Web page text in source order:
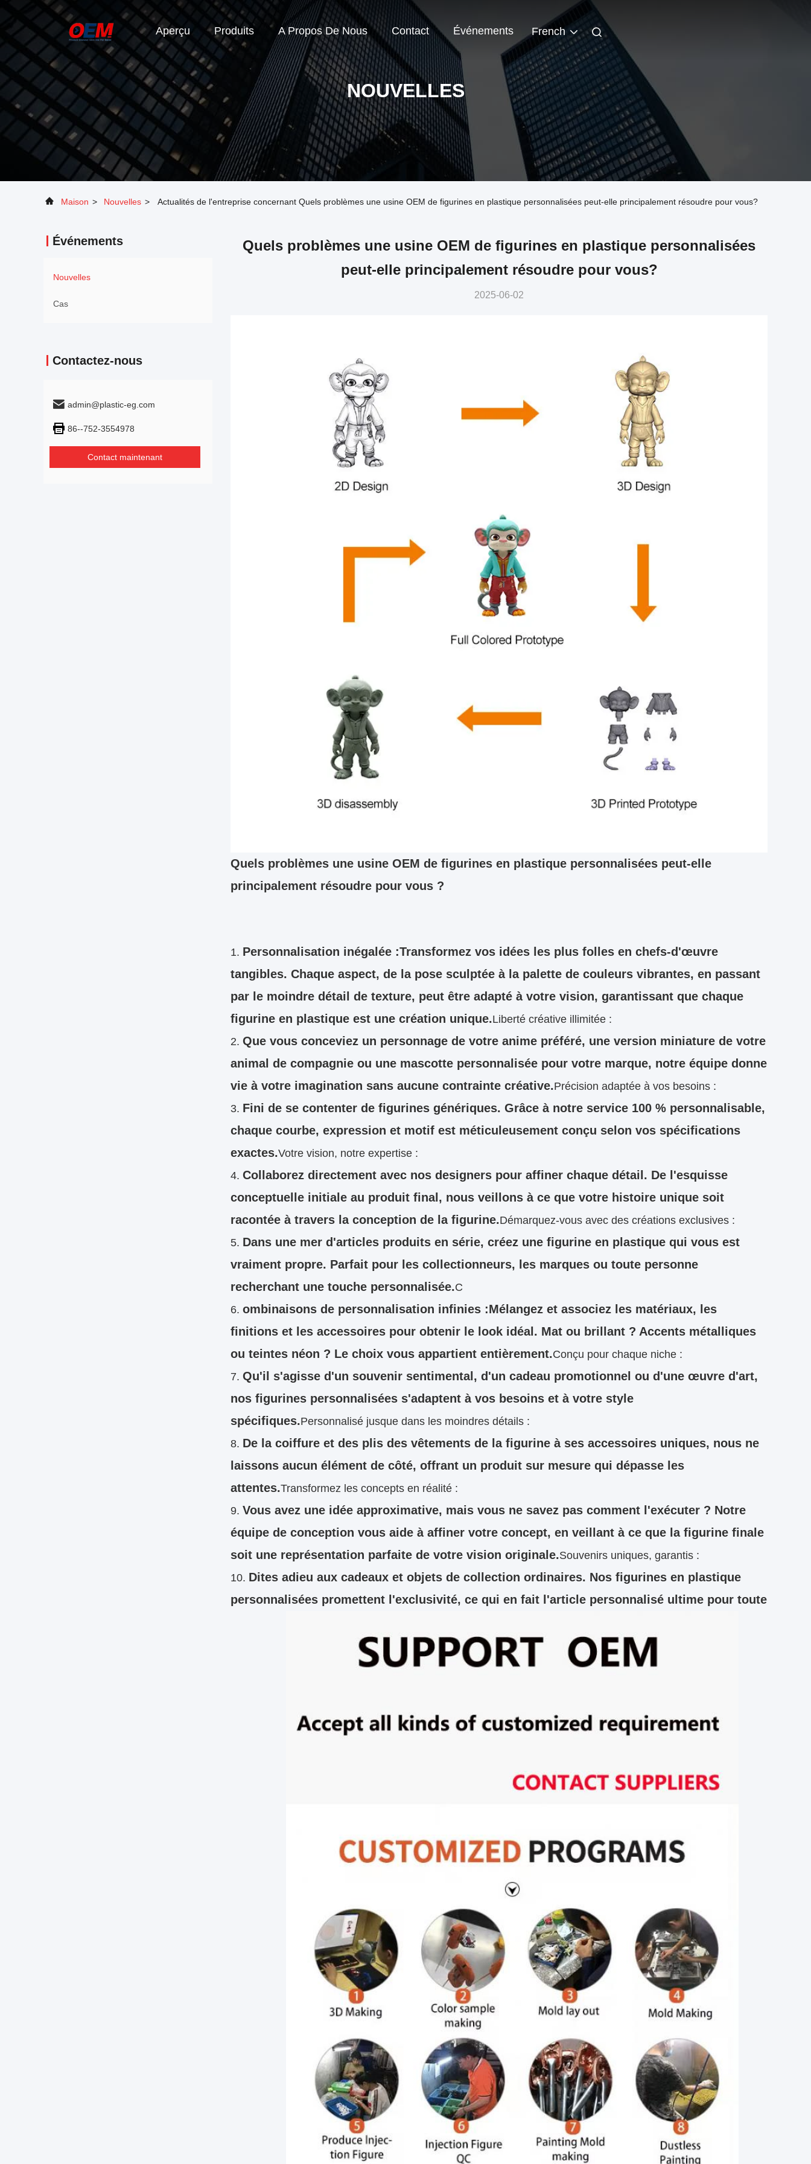
Aperçu Produits A Propos De Nous Contact Événements French
NOUVELLES
Maison > Nouvelles > Actualités de l'entreprise concernant Quels problèmes une usine OEM de figurines en plastique personnalisées peut-elle principalement résoudre pour vous?
Événements
Nouvelles
Cas
Contactez-nous
admin@plastic-eg.com
86--752-3554978
Contact maintenant
Quels problèmes une usine OEM de figurines en plastique personnalisées
peut-elle principalement résoudre pour vous?
2025-06-02
Quels problèmes une usine OEM de figurines en plastique personnalisées peut-elle
principalement résoudre pour vous ?
Personnalisation inégalée :Transformez vos idées les plus folles en chefs-d'œuvre
tangibles. Chaque aspect, de la pose sculptée à la palette de couleurs vibrantes, en passant
par le moindre détail de texture, peut être adapté à votre vision, garantissant que chaque
figurine en plastique est une création unique.Liberté créative illimitée :
Que vous conceviez un personnage de votre anime préféré, une version miniature de votre
animal de compagnie ou une mascotte personnalisée pour votre marque, notre équipe donne
vie à votre imagination sans aucune contrainte créative.Précision adaptée à vos besoins :
Fini de se contenter de figurines génériques. Grâce à notre service 100 % personnalisable,
chaque courbe, expression et motif est méticuleusement conçu selon vos spécifications
exactes.Votre vision, notre expertise :
Collaborez directement avec nos designers pour affiner chaque détail. De l'esquisse
conceptuelle initiale au produit final, nous veillons à ce que votre histoire unique soit
racontée à travers la conception de la figurine.Démarquez-vous avec des créations exclusives :
Dans une mer d'articles produits en série, créez une figurine en plastique qui vous est
vraiment propre. Parfait pour les collectionneurs, les marques ou toute personne
recherchant une touche personnalisée.C
ombinaisons de personnalisation infinies :Mélangez et associez les matériaux, les
finitions et les accessoires pour obtenir le look idéal. Mat ou brillant ? Accents métalliques
ou teintes néon ? Le choix vous appartient entièrement.Conçu pour chaque niche :
Qu'il s'agisse d'un souvenir sentimental, d'un cadeau promotionnel ou d'une œuvre d'art,
nos figurines personnalisées s'adaptent à vos besoins et à votre style
spécifiques.Personnalisé jusque dans les moindres détails :
De la coiffure et des plis des vêtements de la figurine à ses accessoires uniques, nous ne
laissons aucun élément de côté, offrant un produit sur mesure qui dépasse les
attentes.Transformez les concepts en réalité :
Vous avez une idée approximative, mais vous ne savez pas comment l'exécuter ? Notre
équipe de conception vous aide à affiner votre concept, en veillant à ce que la figurine finale
soit une représentation parfaite de votre vision originale.Souvenirs uniques, garantis :
Dites adieu aux cadeaux et objets de collection ordinaires. Nos figurines en plastique
personnalisées promettent l'exclusivité, ce qui en fait l'article personnalisé ultime pour toute